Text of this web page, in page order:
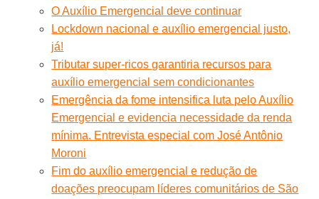
O Auxílio Emergencial deve continuar
Lockdown nacional e auxílio emergencial justo,
já!
Tributar super-ricos garantiria recursos para
auxílio emergencial sem condicionantes
Emergência da fome intensifica luta pelo Auxílio
Emergencial e evidencia necessidade da renda
mínima. Entrevista especial com José Antônio
Moroni
Fim do auxílio emergencial e redução de
doações preocupam líderes comunitários de São